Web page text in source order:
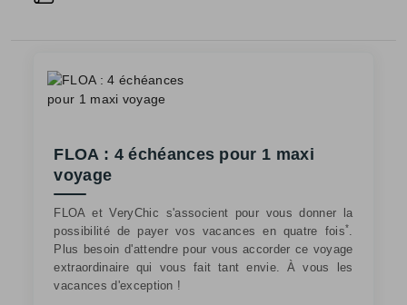
FLOA : 4 échéances pour 1 maxi
voyage
FLOA et VeryChic s'associent pour vous donner la
possibilité de payer vos vacances en quatre fois*.
Plus besoin d'attendre pour vous accorder ce voyage
extraordinaire qui vous fait tant envie. À vous les
vacances d'exception !